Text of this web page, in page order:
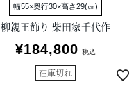
幅55×奥行30×高さ29(㎝)
柳親王飾り 柴田家千代作
¥184,800 税込
在庫切れ